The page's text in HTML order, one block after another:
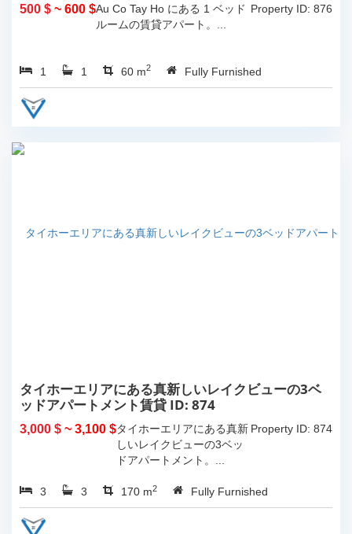
500 $ ~ 600 $ Property ID: 876
Au Co Tay Ho にある 1 ベッド
ルームの賃貸アパート。...
1 1 60 m2 Fully Furnished
タイホーエリアにある真新しいレイクビューの3ベ
ッドアパートメント賃貸 ID: 874
3,000 $ ~ 3,100 $ Property ID: 874
タイホーエリアにある真新
しいレイクビューの3ベッ
ドアパートメント。...
3 3 170 m2 Fully Furnished